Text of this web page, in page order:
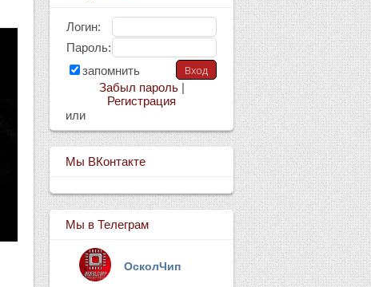
Логин:
Пароль:
запомнить
Забыл пароль|
Регистрация
или
Мы ВКонтакте
Мы в Телеграм
ОсколЧип